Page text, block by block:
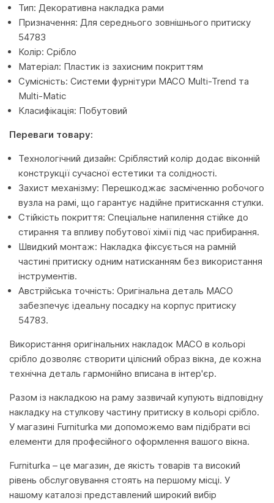
Тип: Декоративна накладка рами
Призначення: Для середнього зовнішнього притиску
54783
Колір: Срібло
Матеріал: Пластик із захисним покриттям
Сумісність: Системи фурнітури MACO Multi-Trend та
Multi-Matic
Класифікація: Побутовий
Переваги товару:
Технологічний дизайн: Сріблястий колір додає віконній
конструкції сучасної естетики та солідності.
Захист механізму: Перешкоджає засміченню робочого
вузла на рамі, що гарантує надійне притискання стулки.
Стійкість покриття: Спеціальне напилення стійке до
стирання та впливу побутової хімії під час прибирання.
Швидкий монтаж: Накладка фіксується на рамній
частині притиску одним натисканням без використання
інструментів.
Австрійська точність: Оригінальна деталь MACO
забезпечує ідеальну посадку на корпус притиску
54783.
Використання оригінальних накладок MACO в кольорі
срібло дозволяє створити цілісний образ вікна, де кожна
технічна деталь гармонійно вписана в інтер'єр.
Разом із накладкою на раму зазвичай купують відповідну
накладку на стулкову частину притиску в кольорі срібло.
У магазині Furniturka ми допоможемо вам підібрати всі
елементи для професійного оформлення вашого вікна.
Furniturka – це магазин, де якість товарів та високий
рівень обслуговування стоять на першому місці. У
нашому каталозі представлений широкий вибір